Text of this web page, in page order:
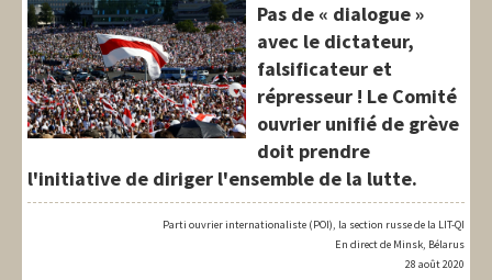
Pas de « dialogue »
avec le dictateur,
falsificateur et
répresseur ! Le Comité
ouvrier unifié de grève
doit prendre
l'initiative de diriger l'ensemble de la lutte.
Parti ouvrier internationaliste (POI), la section russe de la LIT-QI
En direct de Minsk, Bélarus
28 août 2020